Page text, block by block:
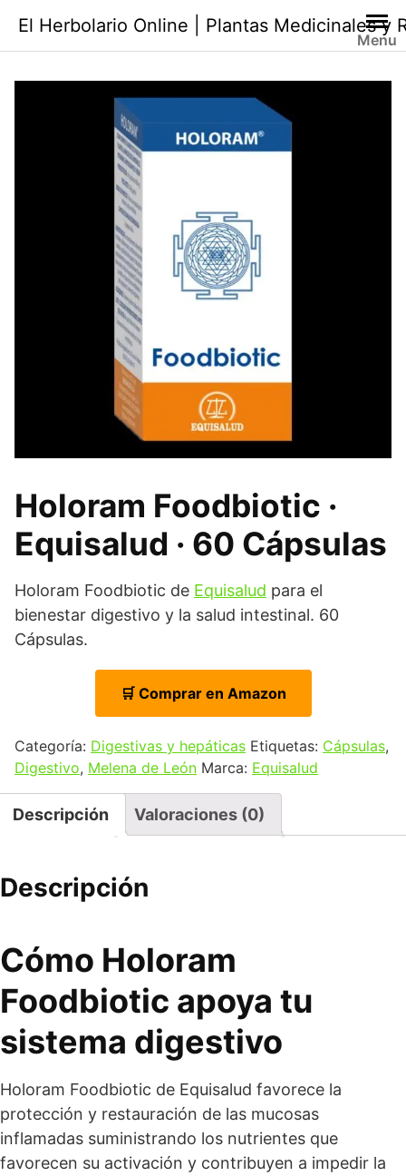
contenido
El Herbolario Online | Plantas Medicinales y
Menu
Holoram Foodbiotic ·
Equisalud · 60 Cápsulas
Holoram Foodbiotic de Equisalud para el
bienestar digestivo y la salud intestinal. 60
Cápsulas.
🛒 Comprar en Amazon
Categoría: Digestivas y hepáticas Etiquetas: Cápsulas,
Digestivo, Melena de León Marca: Equisalud
Descripción Valoraciones (0)
Descripción
Cómo Holoram
Foodbiotic apoya tu
sistema digestivo
Holoram Foodbiotic de Equisalud favorece la
protección y restauración de las mucosas
inflamadas suministrando los nutrientes que
favorecen su activación y contribuyen a impedir la